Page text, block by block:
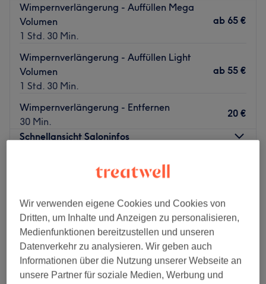
Wimpernverlängerung - Auffüllen Mega
Volumen
1 Std. 30 Min.
ab 65 €
Wimpernverlängerung - Auffüllen Light
Volumen
1 Std. 30 Min.
ab 55 €
Wimpernverlängerung - Entfernen
30 Min.
20 €
Schnellansicht Saloninfos
Mittwoch
10:00
Donnerstag
–20:00
Freitag
Samstag
–17:00
Sonntag
13:00 – 20:00
Wir verwenden eigene Cookies und Cookies von
Dritten, um Inhalte und Anzeigen zu personalisieren,
Medienfunktionen bereitzustellen und unseren
Datenverkehr zu analysieren. Wir geben auch
Informationen über die Nutzung unserer Webseite an
unsere Partner für soziale Medien, Werbung und